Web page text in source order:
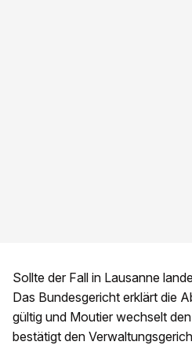
Sollte der Fall in Lausanne
Das Bundesgericht erklärt die
gültig und Moutier wechselt
bestätigt den